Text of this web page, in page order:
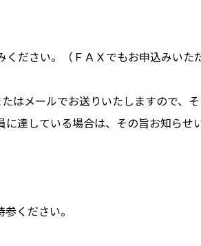
ださい。（ＦＡＸでもお申込みいた
はメールでお送りいたしますので、
達している場合は、その旨お知らせ
ください。